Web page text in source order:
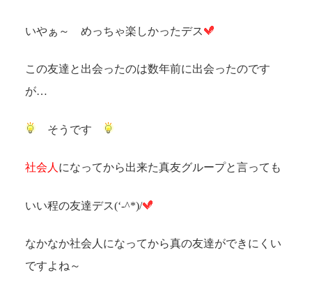
いやぁ～ めっちゃ楽しかったデス
この友達と出会ったのは数年前に出会ったのです
が…
そうです
社会人 になってから出来た真友グループと言っても
いい程の友達デス(‘-^*)/
なかなか社会人になってから真の友達ができにくい
ですよね～